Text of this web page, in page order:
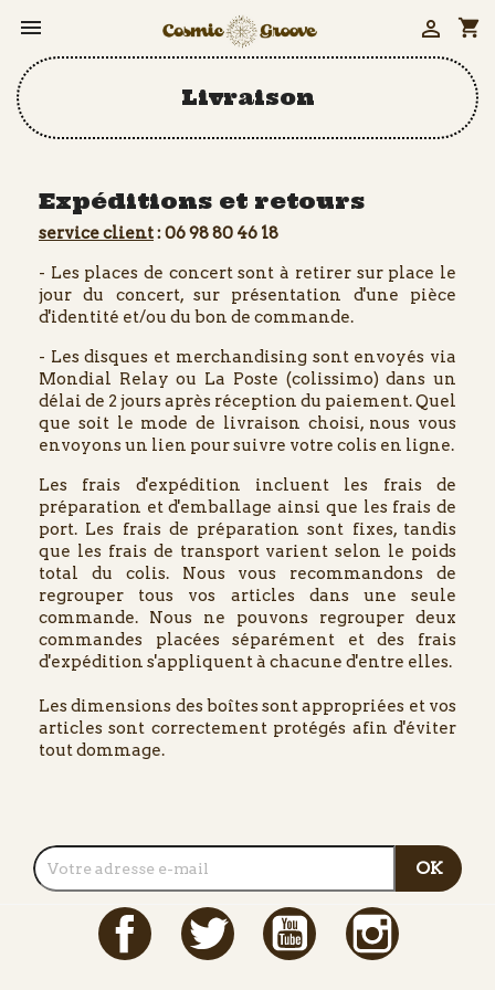
 shopping_cart

Livraison
Expéditions et retours
service client: 06 98 80 46 18
- Les places de concert sont à retirer sur place le
jour du concert, sur présentation d'une pièce
d'identité et/ou du bon de commande.
- Les disques et merchandising sont envoyés via
Mondial Relay ou La Poste (colissimo) dans un
délai de 2 jours après réception du paiement. Quel
que soit le mode de livraison choisi, nous vous
envoyons un lien pour suivre votre colis en ligne.
Les frais d'expédition incluent les frais de
préparation et d'emballage ainsi que les frais de
port. Les frais de préparation sont fixes, tandis
que les frais de transport varient selon le poids
total du colis. Nous vous recommandons de
regrouper tous vos articles dans une seule
commande. Nous ne pouvons regrouper deux
commandes placées séparément et des frais
d'expédition s'appliquent à chacune d'entre elles.
Les dimensions des boîtes sont appropriées et vos
articles sont correctement protégés afin d'éviter
tout dommage.
Facebook Twitter YouTube